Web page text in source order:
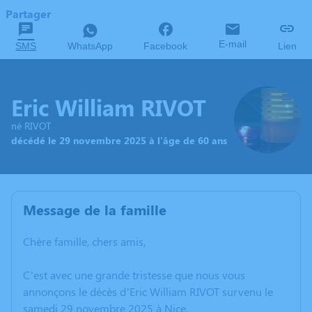
Partager
SMS WhatsApp Facebook E-mail Lien
Eric William RIVOT
né RIVOT
décédé le 29 novembre 2025 à l'âge de 60 ans
Message de la famille
Chère famille, chers amis,
C’est avec une grande tristesse que nous vous
annonçons le décès d’Eric William RIVOT survenu le
samedi 29 novembre 2025 à Nice.